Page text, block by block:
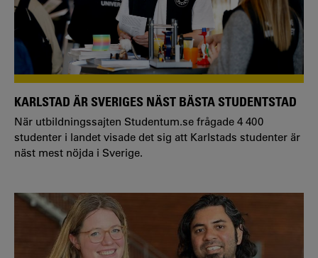
KARLSTAD ÄR SVERIGES NÄST BÄSTA STUDENTSTAD
När utbildningssajten Studentum.se frågade 4 400
studenter i landet visade det sig att Karlstads studenter är
näst mest nöjda i Sverige.